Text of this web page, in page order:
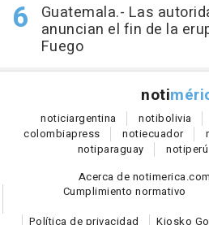
Guatemala.- Las
anuncian el fin de la
Fuego
noti
noticiargentina notibolivia
colombiapress notiecuador
notiparaguay notiperú
Acerca de notimerica.com
Cumplimiento normativo
Política de privacidad
Kiosko